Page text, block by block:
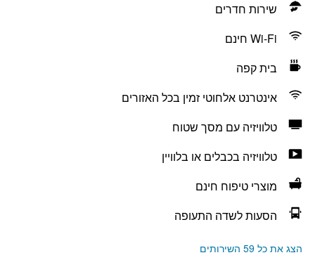
שירות חדרים
Wi-Fi חינם
בית קפה
אינטרנט אלחוטי זמין בכל האזורים
טלוויזיה עם מסך שטוח
טלוויזיה בכבלים או בלוויין
מוצרי טיפוח חינם
הסעות לשדה התעופה
הצג את כל 59 השירותים